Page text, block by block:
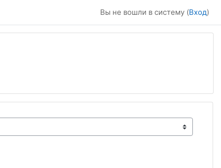
Вы не вошли в систему (Вход)